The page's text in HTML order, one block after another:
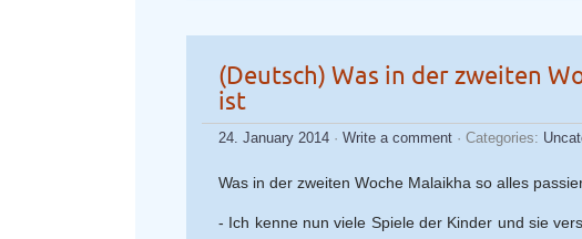
(Deutsch) Was in der zweiten
ist
24. January 2014 · Write a comment · Categories:
Was in der zweiten Woche Malaikha so alles
- Ich kenne nun viele Spiele der Kinder und sie